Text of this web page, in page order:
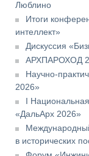
Люблино
Итоги
интеллект»
Дискуссия
АРХПАРОХОД
Научно-
2026»
I
«ДальАрх 2026»
в исторических